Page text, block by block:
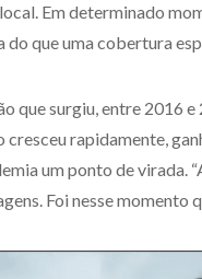
Em determinado
que uma cobertura
que surgiu, entre 2016
rapidamente,
um ponto de virada.
Foi nesse